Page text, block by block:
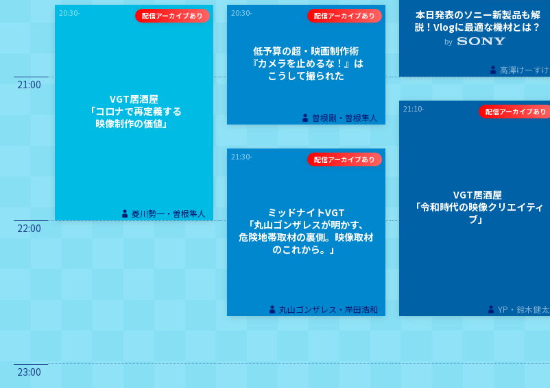
21:00
22:00
23:00
20:30-
VGT居酒屋
「コロナで再定義する
映像制作の価値」
菱川勢一・曽根隼人
20:30-
低予算の超・映画制作術
『カメラを止めるな！』は
こうして撮られた
曽根剛・曽根隼人
21:30-
ミッドナイトVGT
「丸山ゴンザレスが明かす、
危険地帯取材の裏側。映像取材
のこれから。」
丸山ゴンザレス・岸田浩和
本日発表のソニー新製品も解
説！Vlogに最適な機材とは？
by
高澤けーすけ
21:10-
VGT居酒屋
「令和時代の映像クリエイティ
ブ」
YP・鈴木健太